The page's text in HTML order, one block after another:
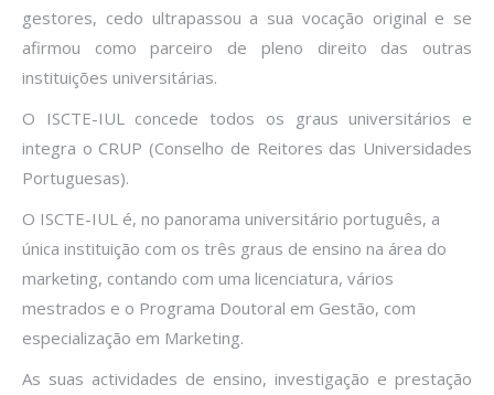
gestores, cedo ultrapassou a sua vocação original e se
afirmou como parceiro de pleno direito das outras
instituições universitárias.
O ISCTE-IUL concede todos os graus universitários e
integra o CRUP (Conselho de Reitores das Universidades
Portuguesas).
O ISCTE-IUL é, no panorama universitário português, a
única instituição com os três graus de ensino na área do
marketing, contando com uma licenciatura, vários
mestrados e o Programa Doutoral em Gestão, com
especialização em Marketing.
As suas actividades de ensino, investigação e prestação